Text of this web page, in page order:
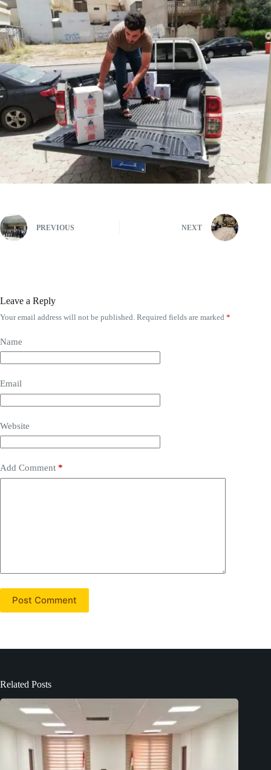
PREVIOUS NEXT
Leave a Reply
Your email address will not be published. Required fields are marked *
Name
Email
Website
Add Comment *
Post Comment
Related Posts